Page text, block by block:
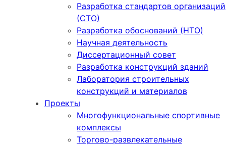
Разработка стандартов организаций
(СТО)
Разработка обоснований (НТО)
Научная деятельность
Диссертационный совет
Разработка конструкций зданий
Лаборатория строительных
конструкций и материалов
Проекты
Многофункциональные спортивные
комплексы
Торгово-развлекательные